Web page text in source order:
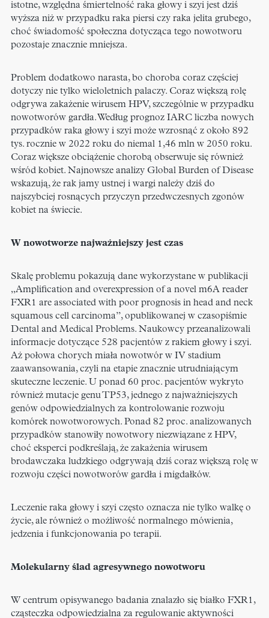
istotne, względna śmiertelność raka głowy i szyi jest dziś
wyższa niż w przypadku raka piersi czy raka jelita grubego,
choć świadomość społeczna dotycząca tego nowotworu
pozostaje znacznie mniejsza.
Problem dodatkowo narasta, bo choroba coraz częściej
dotyczy nie tylko wieloletnich palaczy. Coraz większą rolę
odgrywa zakażenie wirusem HPV, szczególnie w przypadku
nowotworów gardła. Według prognoz IARC liczba nowych
przypadków raka głowy i szyi może wzrosnąć z około 892
tys. rocznie w 2022 roku do niemal 1,46 mln w 2050 roku.
Coraz większe obciążenie chorobą obserwuje się również
wśród kobiet. Najnowsze analizy Global Burden of Disease
wskazują, że rak jamy ustnej i wargi należy dziś do
najszybciej rosnących przyczyn przedwczesnych zgonów
kobiet na świecie.
W nowotworze najważniejszy jest czas
Skalę problemu pokazują dane wykorzystane w publikacji
„Amplification and overexpression of a novel m6A reader
FXR1 are associated with poor prognosis in head and neck
squamous cell carcinoma”, opublikowanej w czasopiśmie
Dental and Medical Problems. Naukowcy przeanalizowali
informacje dotyczące 528 pacjentów z rakiem głowy i szyi.
Aż połowa chorych miała nowotwór w IV stadium
zaawansowania, czyli na etapie znacznie utrudniającym
skuteczne leczenie. U ponad 60 proc. pacjentów wykryto
również mutacje genu TP53, jednego z najważniejszych
genów odpowiedzialnych za kontrolowanie rozwoju
komórek nowotworowych. Ponad 82 proc. analizowanych
przypadków stanowiły nowotwory niezwiązane z HPV,
choć eksperci podkreślają, że zakażenia wirusem
brodawczaka ludzkiego odgrywają dziś coraz większą rolę w
rozwoju części nowotworów gardła i migdałków.
Leczenie raka głowy i szyi często oznacza nie tylko walkę o
życie, ale również o możliwość normalnego mówienia,
jedzenia i funkcjonowania po terapii.
Molekularny ślad agresywnego nowotworu
W centrum opisywanego badania znalazło się białko FXR1,
cząsteczka odpowiedzialna za regulowanie aktywności